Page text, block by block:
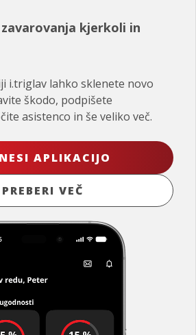
kjerkoli in
i.triglav lahko sklenete novo
škodo, podpišete
asistenco in še veliko več.
APLIKACIJO
PREBERI VEČ